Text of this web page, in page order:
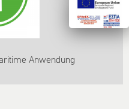
Anwendung